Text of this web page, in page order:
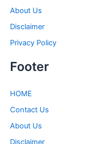
About Us
Disclaimer
Privacy Policy
Footer
HOME
Contact Us
About Us
Disclaimer